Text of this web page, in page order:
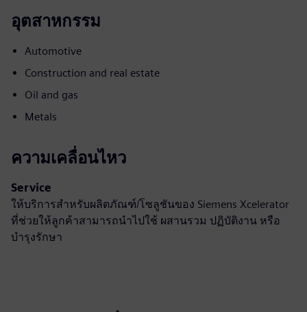
อุตสาหกรรม
Automotive
Construction and real estate
Oil and gas
Metals
ความเคลื่อนไหว
Service
ให้บริการสำหรับผลิตภัณฑ์/โซลูชันของ Siemens Xcelerator
ที่ช่วยให้ลูกค้าสามารถนำไปใช้ ผสานรวม ปฏิบัติงาน หรือ
บำรุงรักษา